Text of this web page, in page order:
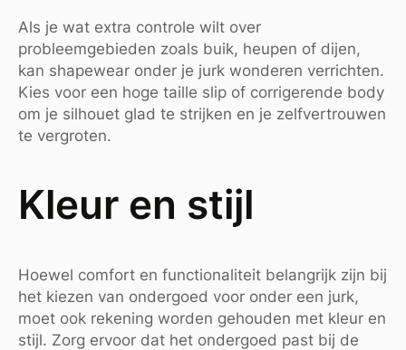
Als je wat extra controle wilt over
probleemgebieden zoals buik, heupen of dijen,
kan shapewear onder je jurk wonderen verrichten.
Kies voor een hoge taille slip of corrigerende body
om je silhouet glad te strijken en je zelfvertrouwen
te vergroten.
Kleur en stijl
Hoewel comfort en functionaliteit belangrijk zijn bij
het kiezen van ondergoed voor onder een jurk,
moet ook rekening worden gehouden met kleur en
stijl. Zorg ervoor dat het ondergoed past bij de